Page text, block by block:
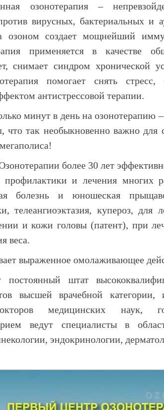
озонотерапия –
вирусных, бактериальных и
озоном создает мощнейший
применяется в качестве
снимает синдром хронической
помогает снять
антистрессовой терапии.
минут в день на озонотерапию
так необыкновенно важно для
более 30 лет
профилактики и лечения многих
болезнь и юношеская
телеангиоэктазия, купероз, для
и кожи головы (патент), при
веса.
выраженное омолаживающее
штат
высшей врачебной
медицинских наук,
ведут специалисты в
эндокринологии,